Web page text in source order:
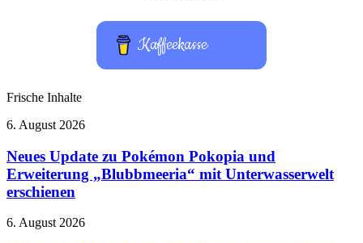
Kaffeekasse
Frische Inhalte
Neues
zu
Pokémon
Pokopia
und
„Blubbmeeria“
6. August 2026
Neues Update zu Pokémon Pokopia und
Erweiterung „Blubbmeeria“ mit Unterwasserwelt
erschienen
Violent
6. August 2026